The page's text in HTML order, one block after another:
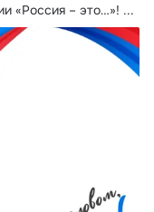
«Россия – это…»! ...